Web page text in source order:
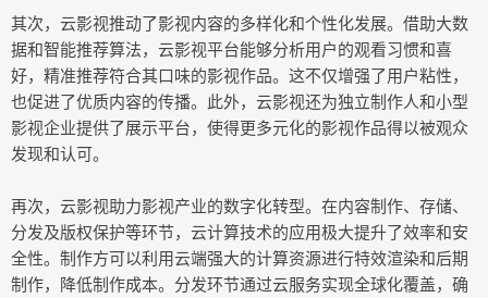
其次，云影视推动了影视内容的多样化和个性化发展。借助大数
据和智能推荐算法，云影视平台能够分析用户的观看习惯和喜
好，精准推荐符合其口味的影视作品。这不仅增强了用户粘性，
也促进了优质内容的传播。此外，云影视还为独立制作人和小型
影视企业提供了展示平台，使得更多元化的影视作品得以被观众
发现和认可。
再次，云影视助力影视产业的数字化转型。在内容制作、存储、
分发及版权保护等环节，云计算技术的应用极大提升了效率和安
全性。制作方可以利用云端强大的计算资源进行特效渲染和后期
制作，降低制作成本。分发环节通过云服务实现全球化覆盖，确